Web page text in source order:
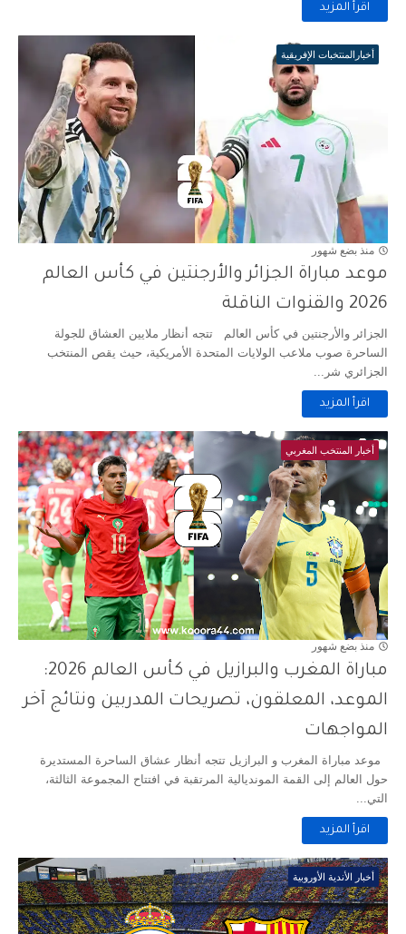
اقرأ المزيد
أخبارالمنتخبات الإفريقية
منذ بضع شهور
موعد مباراة الجزائر والأرجنتين في كأس العالم
2026 والقنوات الناقلة
الجزائر والأرجنتين في كأس العالم تتجه أنظار ملايين العشاق للجولة
الساحرة صوب ملاعب الولايات المتحدة الأمريكية، حيث يقص المنتخب
الجزائري شر...
اقرأ المزيد
أخبار المنتخب المغربي
منذ بضع شهور
مباراة المغرب والبرازيل في كأس العالم 2026:
الموعد، المعلقون، تصريحات المدربين ونتائج آخر
المواجهات
موعد مباراة المغرب و البرازيل تتجه أنظار عشاق الساحرة المستديرة
حول العالم إلى القمة المونديالية المرتقبة في افتتاح المجموعة الثالثة،
التي...
اقرأ المزيد
أخبار الأندية الأوروبية